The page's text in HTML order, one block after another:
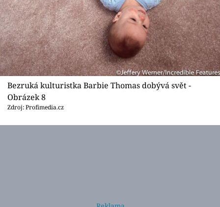
Bezruká kulturistka Barbie Thomas dobývá svět -
Obrázek 8
Zdroj: Profimedia.cz